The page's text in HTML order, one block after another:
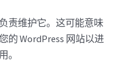
责维护它。这可能意味
的 WordPress 网站以进
。